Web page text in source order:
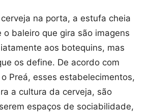
na porta, a estufa cheia
o baleiro que gira são imagens
aos botequins, mas
os define. De acordo com
Preá, esses estabelecimentos,
a cultura da cerveja, são
espaços de sociabilidade,